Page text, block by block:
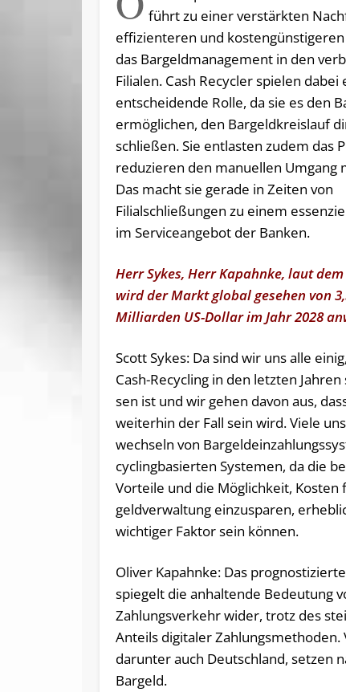
führt zu einer verstärkten
effizienteren und
das Bargeldmanagement in den
Filialen. Cash Recycler spielen dabei
entscheidende Rolle, da sie es den
ermöglichen, den Bargeldkreislauf
schließen. Sie entlasten zudem das
reduzieren den manuellen Umgang
Das macht sie gerade in Zeiten von
Filialschließungen zu einem
im Serviceangebot der Banken.
Herr Sykes, Herr Kapahnke, laut
wird der Markt global gesehen von
Milliarden US-Dollar im Jahr 2028
Scott Sykes: Da sind wir uns al­le
Cash-Re­cy­cling in den letz­ten
sen ist und wir ge­hen da­von aus,
wei­ter­hin der Fall sein wird. Vie­le
wech­seln von
cy­cling­ba­sier­ten Sys­te­men, da die
Vor­tei­le und die Mög­lich­keit,
geld­ver­wal­tung ein­zu­spa­ren,
wich­ti­ger Fak­tor sein können.
Oliver Kapahnke: Das
spiegelt die anhaltende Bedeutung
Zahlungsverkehr wider, trotz des
Anteils digitaler Zahlungsmethoden.
darunter auch Deutschland, setzen
Bargeld.